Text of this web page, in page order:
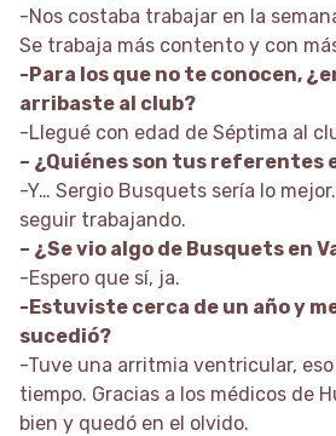
-Nos costaba trabajar en la
Se trabaja más contento y con
-Para los que no te conocen,
arribaste al club?
-Llegué con edad de Séptima al
– ¿Quiénes son tus referentes
-Y… Sergio Busquets sería lo
seguir trabajando.
– ¿Se vio algo de Busquets en
-Espero que sí, ja.
-Estuviste cerca de un año y
sucedió?
-Tuve una arritmia ventricular,
tiempo. Gracias a los médicos de
bien y quedó en el olvido.